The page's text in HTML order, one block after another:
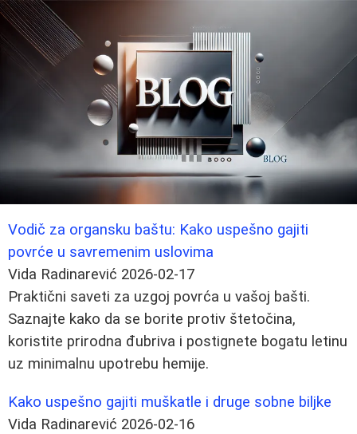
Vodič za organsku baštu: Kako uspešno gajiti
povrće u savremenim uslovima
Vida Radinarević 2026-02-17
Praktični saveti za uzgoj povrća u vašoj bašti.
Saznajte kako da se borite protiv štetočina,
koristite prirodna đubriva i postignete bogatu letinu
uz minimalnu upotrebu hemije.
Kako uspešno gajiti muškatle i druge sobne biljke
Vida Radinarević 2026-02-16